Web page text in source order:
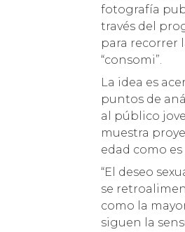
fotografía
través del
para recorrer
“consomi”.
La idea es
puntos de
al público
muestra
edad como es
“El deseo
se
como la
siguen la